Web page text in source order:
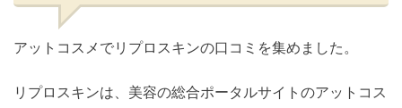
アットコスメでリプロスキンの口コミを集めました。
リプロスキンは、美容の総合ポータルサイトのアットコス